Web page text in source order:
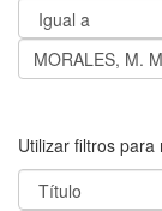
Utilizar filtros